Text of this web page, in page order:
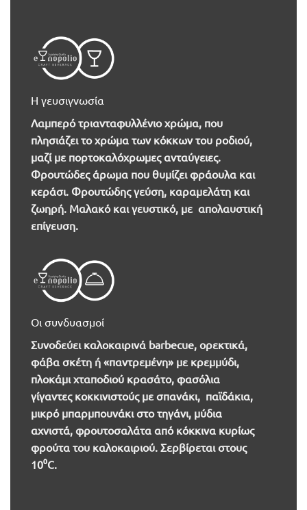
Η γευσιγνωσία
Λαμπερό τριανταφυλλένιο χρώμα, που
πλησιάζει το χρώμα των κόκκων του ροδιού,
μαζί με πορτοκαλόχρωμες ανταύγειες.
Φρουτώδες άρωμα που θυμίζει φράουλα και
κεράσι. Φρουτώδης γεύση, καραμελάτη και
ζωηρή. Μαλακό και γευστικό, με απολαυστική
επίγευση.
Οι συνδυασμοί
Συνοδεύει καλοκαιρινά barbecue, ορεκτικά,
φάβα σκέτη ή «παντρεμένη» με κρεμμύδι,
πλοκάμι χταποδιού κρασάτο, φασόλια
γίγαντες κοκκινιστούς με σπανάκι, παϊδάκια,
μικρό μπαρμπουνάκι στο τηγάνι, μύδια
αχνιστά, φρουτοσαλάτα από κόκκινα κυρίως
φρούτα του καλοκαιριού. Σερβίρεται στους
10⁰C.